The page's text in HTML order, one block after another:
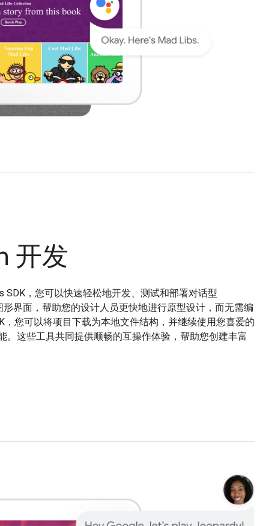
开发
SDK，您可以快速轻松地开发、测试和部署对话型
界面，帮助您的设计人员更快地进行原型设计，而无需编
，您可以将项目下载为本地文件结构，并继续使用您喜爱的
。这些工具共同提供顺畅的互操作体验，帮助您创建丰富